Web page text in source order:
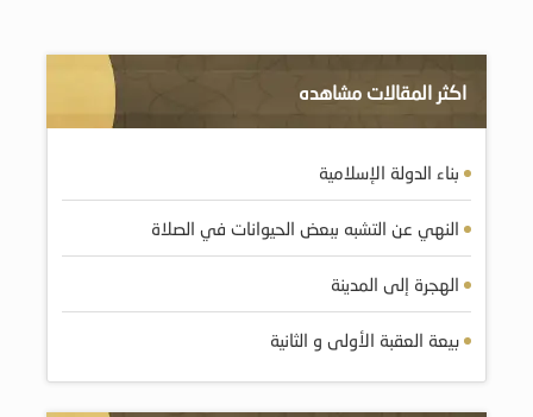
اكثر المقالات مشاهده
بناء الدولة الإسلامية
النهي عن التشبه ببعض الحيوانات في الصلاة
الهجرة إلى المدينة
بيعة العقبة الأولى و الثانية